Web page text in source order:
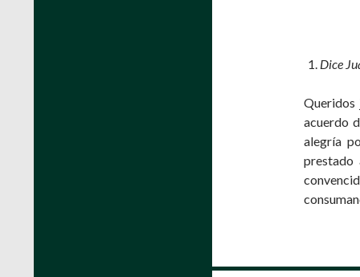
Dice
Queridos
acuerdo
alegría
prestado